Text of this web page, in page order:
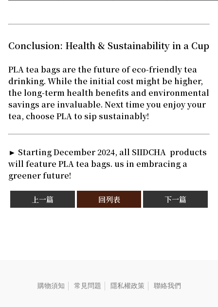
Conclusion: Health & Sustainability in a Cup
PLA tea bags are the future of eco-friendly tea
drinking. While the initial cost might be higher,
the long-term health benefits and environmental
savings are invaluable. Next time you enjoy your
tea, choose PLA to sip sustainably!
► Starting December 2024, all SIIDCHA products
will feature PLA tea bags. us in embracing a
greener future!
上一篇 回列表 下一篇
購物須知 常見問題 隱私權政策 聯絡我們